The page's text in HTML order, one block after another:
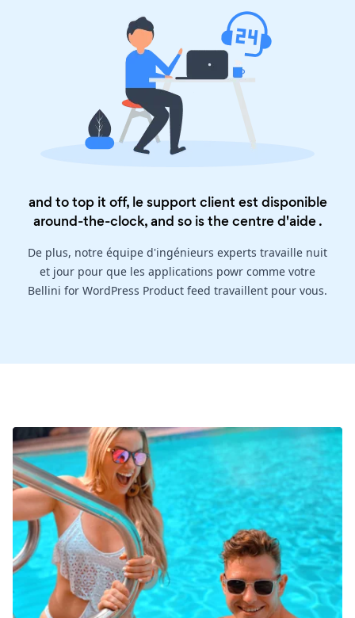
and to top it off, le support client est disponible
around-the-clock, and so is thecentre d'aide.
De plus, notre équipe d'ingénieurs experts travaille nuit
et jour pour que les applications powr comme votre
Bellini for WordPress Product feed travaillent pour vous.